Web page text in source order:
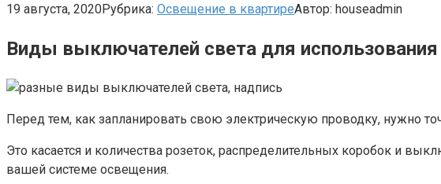
19 августа, 2020Рубрика: Освещение в квартиреАвтор: houseadmin
Виды выключателей света для использования
Перед тем, как запланировать свою электрическую проводку, нужно
Это касается и количества розеток, распределительных коробок и
вашей системе освещения.